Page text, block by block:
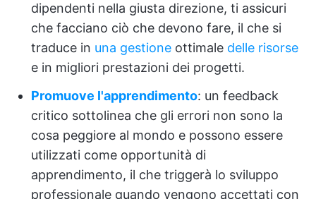
dipendenti nella giusta direzione, ti assicuri
che facciano ciò che devono fare, il che si
traduce in una gestione ottimale delle risorse
e in migliori prestazioni dei progetti.
Promuove l'apprendimento: un feedback
critico sottolinea che gli errori non sono la
cosa peggiore al mondo e possono essere
utilizzati come opportunità di
apprendimento, il che triggerà lo sviluppo
professionale quando vengono accettati con